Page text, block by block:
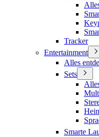
Tracker
Entertainment
Alles
Sets
Smarte